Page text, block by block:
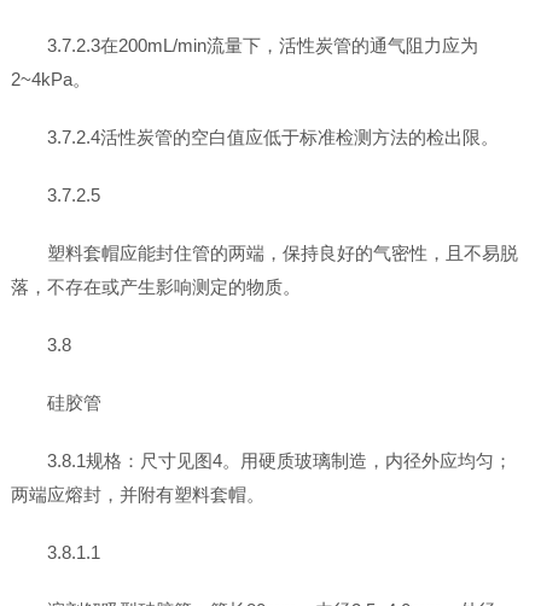
3.7.2.3在200mL/min流量下，活性炭管的通气阻力应为
2~4kPa。
3.7.2.4活性炭管的空白值应低于标准检测方法的检出限。
3.7.2.5
塑料套帽应能封住管的两端，保持良好的气密性，且不易脱
落，不存在或产生影响测定的物质。
3.8
硅胶管
3.8.1规格：尺寸见图4。用硬质玻璃制造，内径外应均匀；
两端应熔封，并附有塑料套帽。
3.8.1.1